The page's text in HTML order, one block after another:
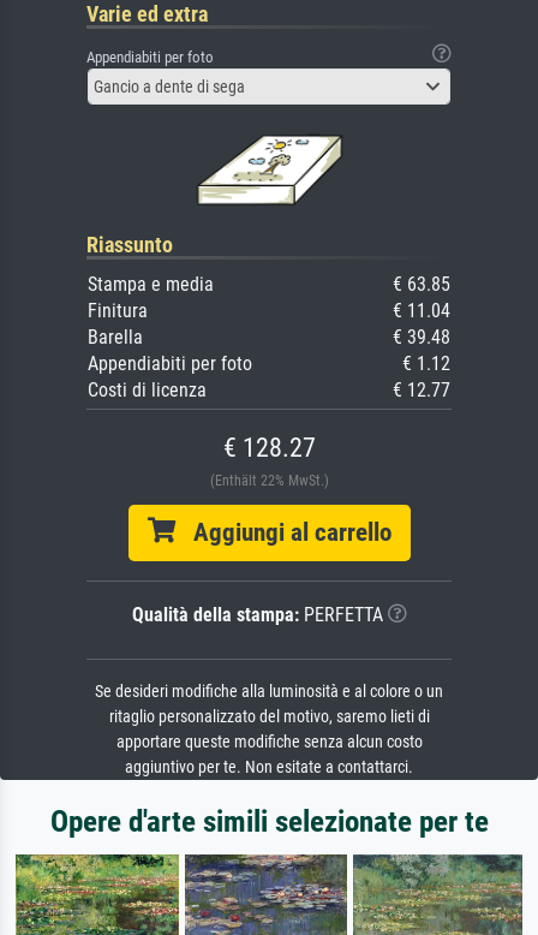
Varie ed extra
Appendiabiti per foto
Gancio a dente di sega
Riassunto
Stampa e media
€ 63.85
Finitura
€ 11.04
Barella
€ 39.48
Appendiabiti per foto
€ 1.12
Costi di licenza
€ 12.77
€ 128.27
(Enthält 22% MwSt.)
Aggiungi al carrello
Qualità della stampa:PERFETTA
Se desideri modifiche alla luminosità e al colore o un
ritaglio personalizzato del motivo, saremo lieti di
apportare queste modifiche senza alcun costo
aggiuntivo per te. Non esitate a contattarci.
Opere d'arte simili selezionate per te